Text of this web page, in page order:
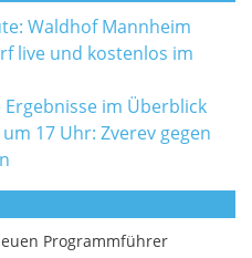
Waldhof Mannheim
live und kostenlos im
Ergebnisse im Überblick
17 Uhr: Zverev gegen
Programmführer